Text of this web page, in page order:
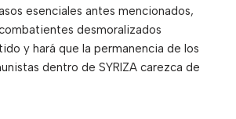
esenciales antes mencionados,
desmoralizados
y hará que la permanencia de los
dentro de SYRIZA carezca de